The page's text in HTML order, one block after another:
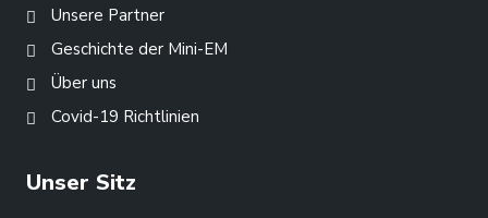
Unsere Partner
Geschichte der Mini-EM
Über uns
Covid-19 Richtlinien
Unser Sitz